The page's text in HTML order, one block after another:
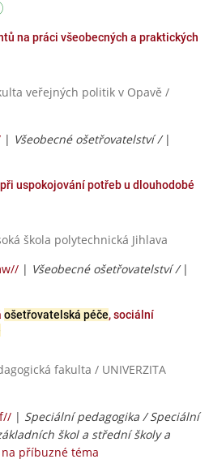
na práci všeobecných a praktických
veřejných politik v Opavě /
| Všeobecné ošetřovatelství / |
při uspokojování potřeb u dlouhodobé
škola polytechnická Jihlava
| Všeobecné ošetřovatelství / |
ošetřovatelská péče, sociální
fakulta / UNIVERZITA
| Speciální pedagogika / Speciální
škol a střední školy a
na příbuzné téma